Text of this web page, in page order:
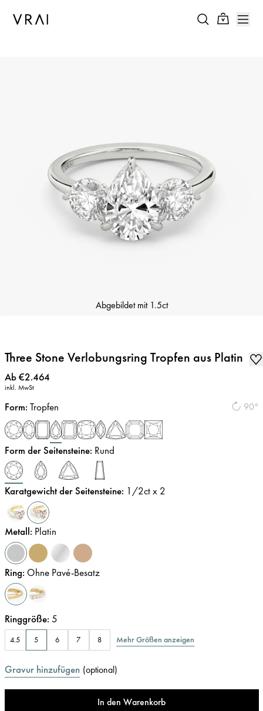
Abgebildet mit 1.5ct
Three Stone Verlobungsring Tropfen aus Platin
Preis:
Ab €2.464
inkl. MwSt
90°
Form: Tropfen
Form der Seitensteine: Rund
Karatgewicht der Seitensteine: 1/2ct x 2
Metall: Platin
Ring: Ohne Pavé-Besatz
Ringgröße: 5
4.5 5 6 7 8 Mehr Größen anzeigen
Gravur hinzufügen (optional)
In den Warenkorb